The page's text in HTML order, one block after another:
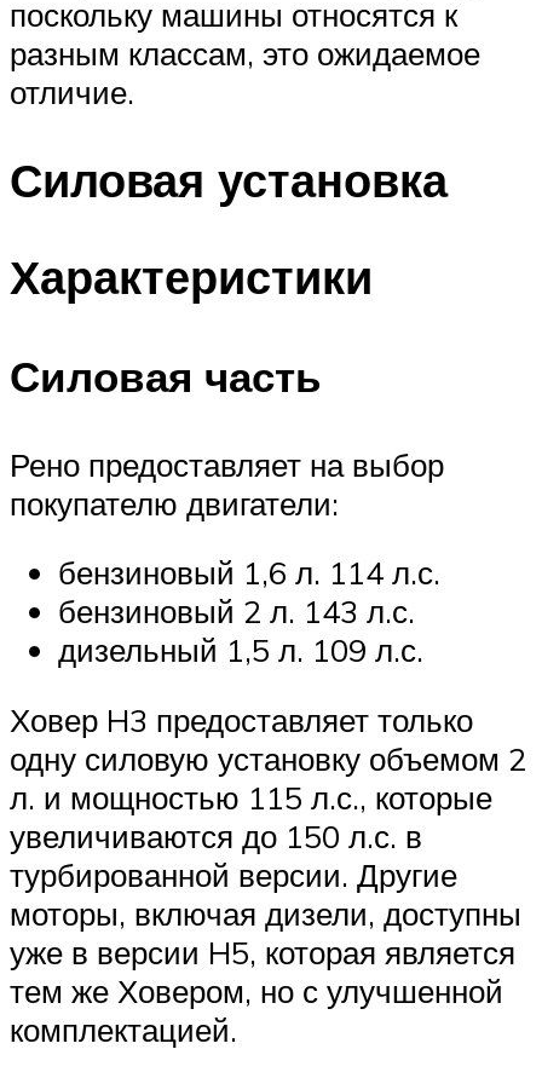
поскольку машины относятся к
разным классам, это ожидаемое
отличие.
Силовая установка
Характеристики
Силовая часть
Рено предоставляет на выбор
покупателю двигатели:
бензиновый 1,6 л. 114 л.с.
бензиновый 2 л. 143 л.с.
дизельный 1,5 л. 109 л.с.
Ховер H3 предоставляет только
одну силовую установку объемом 2
л. и мощностью 115 л.с., которые
увеличиваются до 150 л.с. в
турбированной версии. Другие
моторы, включая дизели, доступны
уже в версии H5, которая является
тем же Ховером, но с улучшенной
комплектацией.